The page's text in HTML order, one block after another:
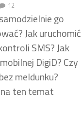
12
go
Jak uruchomić
SMS? Jak
DigiD? Czy
meldunku?
ten temat